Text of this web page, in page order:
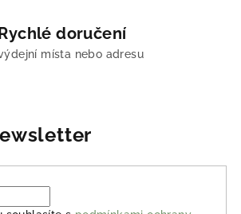
doručení
místa nebo adresu